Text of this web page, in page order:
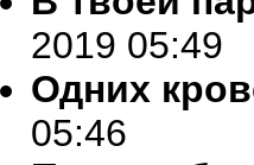
2019 05:49
Одних
05:46